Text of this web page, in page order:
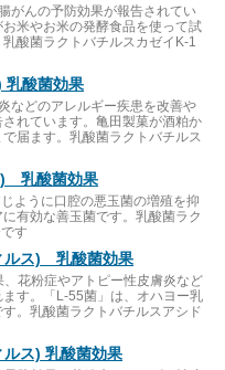
がんの予防効果が報告されてい
米やお米の発酵食品を使って試
酸菌ラクトバチルスカゼイK-1
乳酸菌効果
などのアレルギー疾患を改善や
れています。亀田製菓が酒粕か
届ます。乳酸菌ラクトバチルス
) 乳酸菌効果
ように口腔の悪玉菌の増殖を抑
有効な善玉菌です。乳酸菌ラク
す
ルス) 乳酸菌効果
、花粉症やアトピー性皮膚炎など
す。「L-55菌」は、オハヨー乳
。乳酸菌ラクトバチルスアシド
ス) 乳酸菌効果